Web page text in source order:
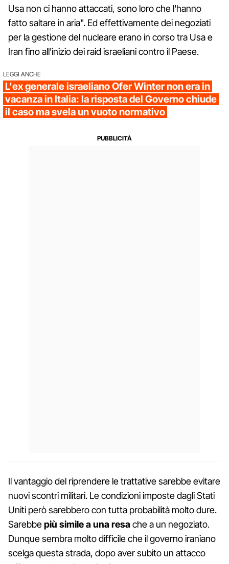
Usa non ci hanno attaccati, sono loro che l'hanno
fatto saltare in aria". Ed effettivamente dei negoziati
per la gestione del nucleare erano in corso tra Usa e
Iran fino all'inizio dei raid israeliani contro il Paese.
LEGGI ANCHE
L'ex generale israeliano Ofer Winter non era in
vacanza in Italia: la risposta del Governo chiude
il caso ma svela un vuoto normativo
Il vantaggio del riprendere le trattative sarebbe evitare
nuovi scontri militari. Le condizioni imposte dagli Stati
Uniti però sarebbero con tutta probabilità molto dure.
Sarebbepiù simile a una resache a un negoziato.
Dunque sembra molto difficile che il governo iraniano
scelga questa strada, dopo aver subito un attacco